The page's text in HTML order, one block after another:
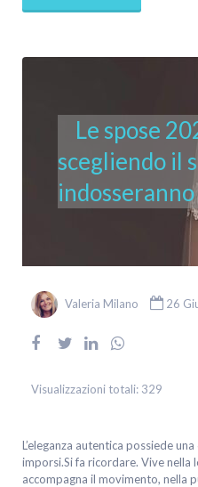
Le spose
scegliendo il
indosseranno
Valeria Milano 26
Visualizzazioni totali: 329
L’eleganza autentica possiede
imporsi.Si fa ricordare. Vive nella
accompagna il movimento, nella